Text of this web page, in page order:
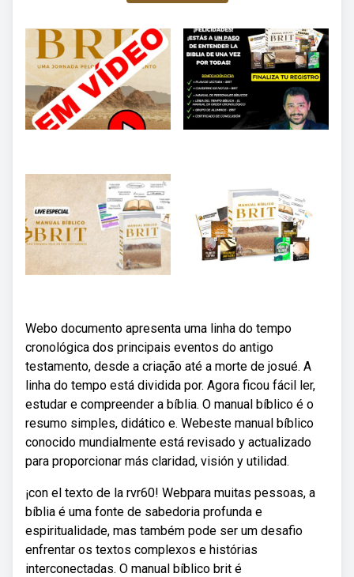
Webo documento apresenta uma linha do tempo
cronológica dos principais eventos do antigo
testamento, desde a criação até a morte de josué. A
linha do tempo está dividida por. Agora ficou fácil ler,
estudar e compreender a bíblia. O manual bíblico é o
resumo simples, didático e. Webeste manual bíblico
conocido mundialmente está revisado y actualizado
para proporcionar más claridad, visión y utilidad.
¡con el texto de la rvr60! Webpara muitas pessoas, a
bíblia é uma fonte de sabedoria profunda e
espiritualidade, mas também pode ser um desafio
enfrentar os textos complexos e histórias
interconectadas. O manual bíblico brit é